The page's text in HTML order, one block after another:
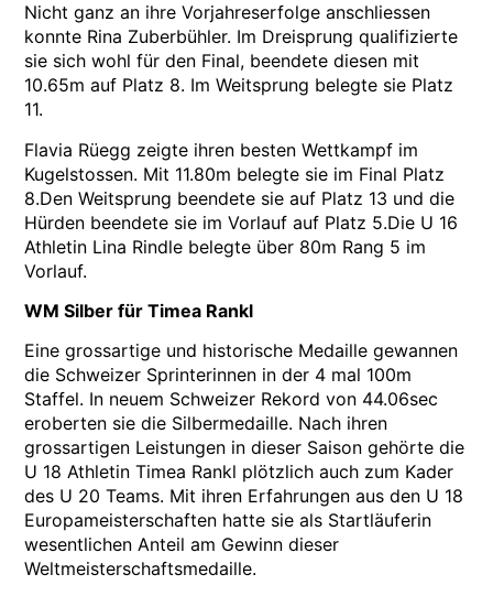
Nicht ganz an ihre Vorjahreserfolge anschliessen
konnte Rina Zuberbühler. Im Dreisprung qualifizierte
sie sich wohl für den Final, beendete diesen mit
10.65m auf Platz 8. Im Weitsprung belegte sie Platz
11.
Flavia Rüegg zeigte ihren besten Wettkampf im
Kugelstossen. Mit 11.80m belegte sie im Final Platz
8.Den Weitsprung beendete sie auf Platz 13 und die
Hürden beendete sie im Vorlauf auf Platz 5.Die U 16
Athletin Lina Rindle belegte über 80m Rang 5 im
Vorlauf.
WM Silber für Timea Rankl
Eine grossartige und historische Medaille gewannen
die Schweizer Sprinterinnen in der 4 mal 100m
Staffel. In neuem Schweizer Rekord von 44.06sec
eroberten sie die Silbermedaille. Nach ihren
grossartigen Leistungen in dieser Saison gehörte die
U 18 Athletin Timea Rankl plötzlich auch zum Kader
des U 20 Teams. Mit ihren Erfahrungen aus den U 18
Europameisterschaften hatte sie als Startläuferin
wesentlichen Anteil am Gewinn dieser
Weltmeisterschaftsmedaille.